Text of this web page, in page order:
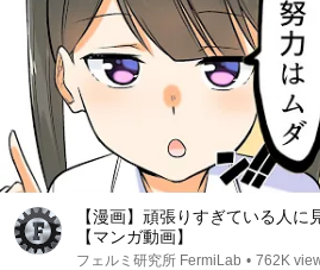
【漫画】頑張りすぎている人に
【マンガ動画】
フェルミ研究所 FermiLab • 762K